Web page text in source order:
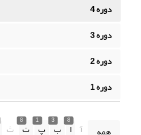
دوره 4
دوره 3
دوره 2
دوره 1
همه آ
8
ا
3
ب
1
پ
8
ت ث